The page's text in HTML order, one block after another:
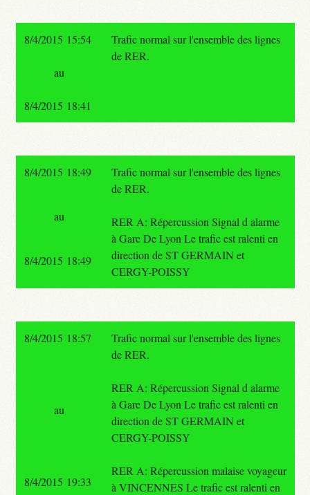
8/4/2015 15:54
Trafic normal sur l'ensemble des lignes
de RER.
au
8/4/2015 18:41
8/4/2015 18:49
Trafic normal sur l'ensemble des lignes
de RER.
RER A: Répercussion Signal d alarme
à Gare De Lyon Le trafic est ralenti en
direction de ST GERMAIN et
CERGY-POISSY
au
8/4/2015 18:49
8/4/2015 18:57
Trafic normal sur l'ensemble des lignes
de RER.
RER A: Répercussion Signal d alarme
à Gare De Lyon Le trafic est ralenti en
direction de ST GERMAIN et
CERGY-POISSY
RER A: Répercussion malaise voyageur
à VINCENNES Le trafic est ralenti en
au
8/4/2015 19:33